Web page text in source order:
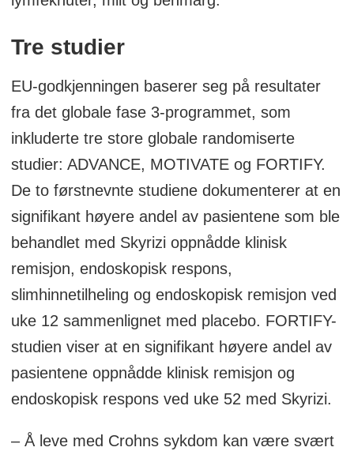
avføringen.
Kilde: HelseNorge
Tre studier
EU-godkjenningen baserer seg på resultater
fra det globale fase 3-programmet, som
inkluderte tre store globale randomiserte
studier: ADVANCE, MOTIVATE og FORTIFY.
De to førstnevnte studiene dokumenterer at en
signifikant høyere andel av pasientene som ble
behandlet med Skyrizi oppnådde klinisk
remisjon, endoskopisk respons,
slimhinnetilheling og endoskopisk remisjon ved
uke 12 sammenlignet med placebo. FORTIFY-
studien viser at en signifikant høyere andel av
pasientene oppnådde klinisk remisjon og
endoskopisk respons ved uke 52 med Skyrizi.
– Å leve med Crohns sykdom kan være svært